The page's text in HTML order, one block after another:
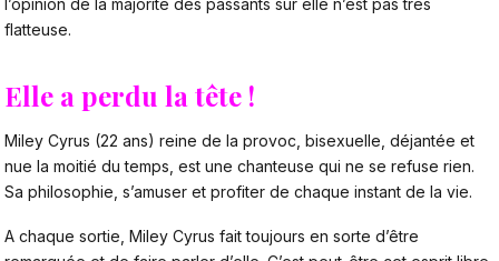
flatteuse.
Elle a perdu la tête !
Miley Cyrus (22 ans) reine de la provoc, bisexuelle, déjantée et
nue la moitié du temps, est une chanteuse qui ne se refuse rien.
Sa philosophie, s’amuser et profiter de chaque instant de la vie.
A chaque sortie, Miley Cyrus fait toujours en sorte d’être